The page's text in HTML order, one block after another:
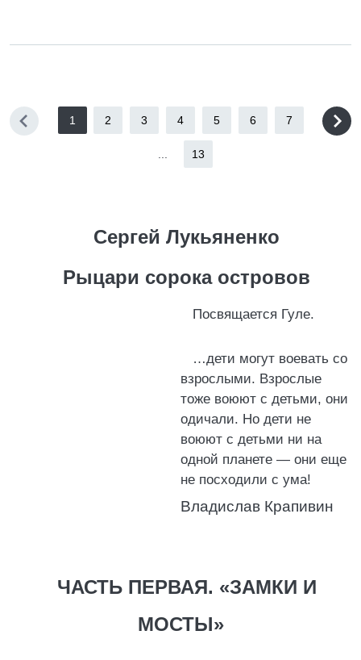
1 2 3 4 5 6 7
13
Сергей Лукьяненко
Рыцари сорока островов
Посвящается Гуле.
…дети могут воевать со
взрослыми. Взрослые
тоже воюют с детьми, они
одичали. Но дети не
воюют с детьми ни на
одной планете — они еще
не посходили с ума!
Владислав Крапивин
ЧАСТЬ ПЕРВАЯ. «ЗАМКИ И
МОСТЫ»